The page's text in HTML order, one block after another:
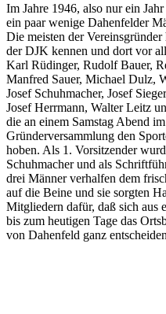
Im Jahre 1946, also nur ein
ein paar wenige Dahenfelder
Die meisten der
der DJK kennen und dort vor
Karl Rüdinger, Rudolf Bauer,
Manfred Sauer, Michael Dulz,
Josef Schuhmacher, Josef
Josef Herrmann, Walter Leitz
die an einem Samstag Abend
Gründerversammlung den
hoben. Als 1. Vorsitzender
Schuhmacher und als
drei Männer verhalfen dem
auf die Beine und sie sorgten
Mitgliedern dafür, daß sich aus
bis zum heutigen Tage das
von Dahenfeld ganz